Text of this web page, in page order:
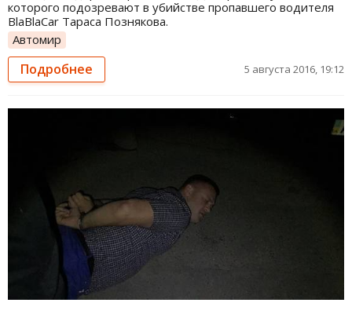
которого подозревают в убийстве пропавшего водителя
BlaBlaCar Тараса Познякова.
Автомир
Подробнее 5 августа 2016, 19:12